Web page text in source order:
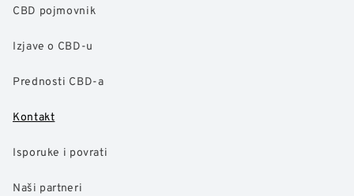
CBD pojmovnik
Izjave o CBD-u
Prednosti CBD-a
Kontakt
Isporuke i povrati
Naši partneri